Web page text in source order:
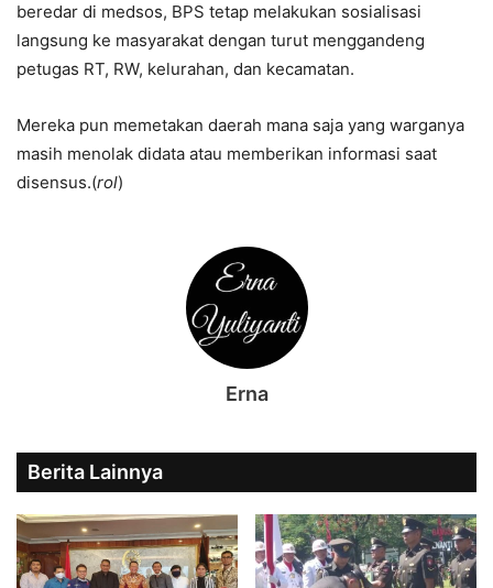
beredar di medsos, BPS tetap melakukan sosialisasi
langsung ke masyarakat dengan turut menggandeng
petugas RT, RW, kelurahan, dan kecamatan.
Mereka pun memetakan daerah mana saja yang warganya
masih menolak didata atau memberikan informasi saat
disensus.(rol)
Erna
Berita Lainnya